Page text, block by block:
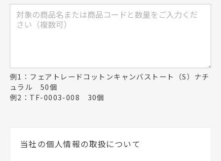
例1：フェアトレードコットンキャンバストート（S）ナチ
ュラル 50個
例2：TF-0003-008 30個
当社の個人情報の取扱について